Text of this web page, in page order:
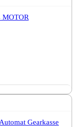
MOTOR
Gearkasse